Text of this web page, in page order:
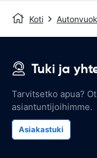
Koti
Tuki ja
Tarvitsetko apua?
asiantuntijoihimme.
Asiakastuki